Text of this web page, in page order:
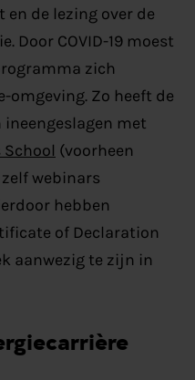
en de lezing over de
Door COVID-19 moest
zich
omgeving. Zo heeft de
ineengeslagen met
School (voorheen
webinars
hebben
of Declaration
aanwezig te zijn in